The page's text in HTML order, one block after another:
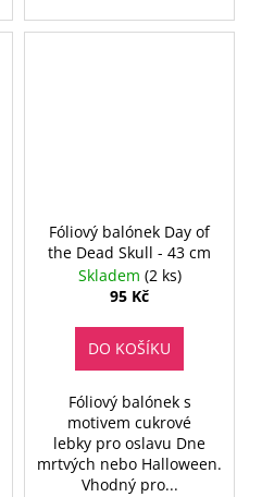
Fóliový balónek Day of
the Dead Skull - 43 cm
Skladem (2 ks)
95 Kč
DO KOŠÍKU
Fóliový balónek s
motivem cukrové
lebky pro oslavu Dne
mrtvých nebo Halloween.
Vhodný pro...